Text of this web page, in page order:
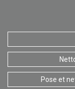
Pose et